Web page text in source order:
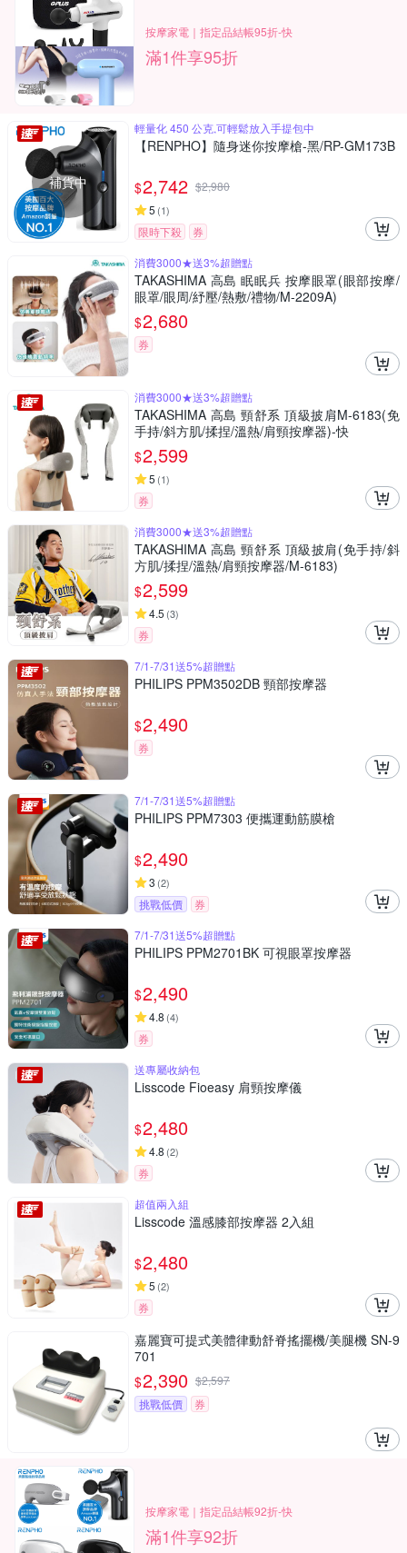
按摩家電｜指定品結帳95折-快
滿1件享95折
補貨中
輕量化 450 公克,可輕鬆放入手提包中
【RENPHO】隨身迷你按摩槍-黑/RP-GM173B
$2,742 $2,980
5 (1)
限時下殺
券
消費3000★送3%超贈點
TAKASHIMA 高島 眠眠兵 按摩眼罩(眼部按摩/
眼罩/眼周/紓壓/熱敷/禮物/M-2209A)
$2,680
券
消費3000★送3%超贈點
TAKASHIMA 高島 頸舒系 頂級披肩M-6183(免
手持/斜方肌/揉捏/溫熱/肩頸按摩器)-快
$2,599
5 (1)
券
消費3000★送3%超贈點
TAKASHIMA 高島 頸舒系 頂級披肩(免手持/斜
方肌/揉捏/溫熱/肩頸按摩器/M-6183)
$2,599
4.5 (3)
券
7/1-7/31送5%超贈點
PHILIPS PPM3502DB 頸部按摩器
$2,490
券
7/1-7/31送5%超贈點
PHILIPS PPM7303 便攜運動筋膜槍
$2,490
3 (2)
挑戰低價
券
7/1-7/31送5%超贈點
PHILIPS PPM2701BK 可視眼罩按摩器
$2,490
4.8 (4)
券
送專屬收納包
Lisscode Fioeasy 肩頸按摩儀
$2,480
4.8 (2)
券
超值兩入組
Lisscode 溫感膝部按摩器 2入組
$2,480
5 (2)
券
嘉麗寶可提式美體律動舒脊搖擺機/美腿機 SN-9
701
$2,390 $2,597
挑戰低價
券
按摩家電｜指定品結帳92折-快
滿1件享92折